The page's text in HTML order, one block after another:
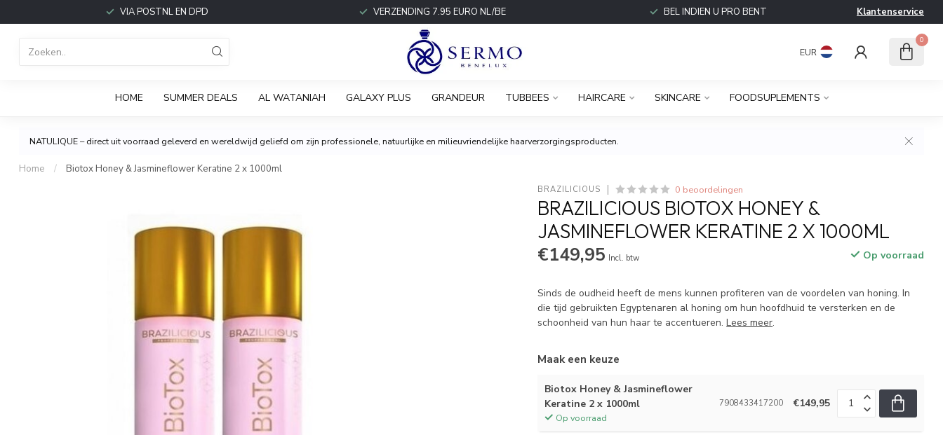
VIA POSTNL EN DPD VERZENDING 7.95 EURO NL/BE BEL INDIEN U PRO BENT Klantenservice
EUR
0
HOME SUMMER DEALS AL WATANIAH GALAXY PLUS GRANDEUR TUBBEES HAIRCARE SKINCARE FOODSUPLEMENTS
NATULIQUE – direct uit voorraad geleverd en wereldwijd geliefd om zijn professionele, natuurlijke en milieuvriendelijke haarverzorgingsproducten.
Home / Biotox Honey & Jasmineflower Keratine 2 x 1000ml
BRAZILICIOUS 0 beoordelingen
BRAZILICIOUS BIOTOX HONEY &
JASMINEFLOWER KERATINE 2 X 1000ML
€149,95 Incl. btw Op voorraad
Sinds de oudheid heeft de mens kunnen profiteren van de voordelen van honing. In
die tijd gebruikten Egyptenaren al honing om hun hoofdhuid te versterken en de
schoonheid van hun haar te accentueren.Lees meer.
Maak een keuze
Biotox Honey & Jasmineflower
Keratine 2 x 1000ml
Op voorraad
7908433417200 €149,95